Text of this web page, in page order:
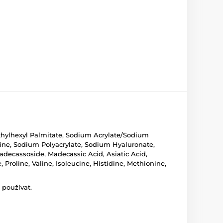
Palmitate, Sodium Acrylate/Sodium
Sodium Polyacrylate, Sodium Hyaluronate,
Madecassic Acid, Asiatic Acid,
Proline, Valine, Isoleucine, Histidine, Methionine,